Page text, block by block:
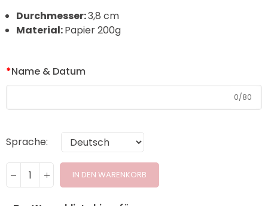
Durchmesser:3,8 cm
Material:Papier 200g
*Name & Datum
0/80
Sprache
IN DEN WARENKORB